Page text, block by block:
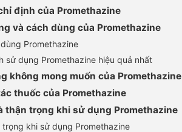
định của Promethazine
và cách dùng của Promethazine
Promethazine
sử dụng Promethazine hiệu quả nhất
không mong muốn của Promethazine
thuốc của Promethazine
thận trọng khi sử dụng Promethazine
trọng khi sử dụng Promethazine